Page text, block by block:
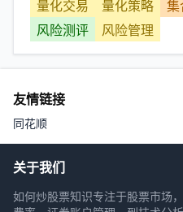
量化交易
量化策略 集
风险测评
风险管理
友情链接
同花顺
关于我们
如何炒股票知识专注于股票市场